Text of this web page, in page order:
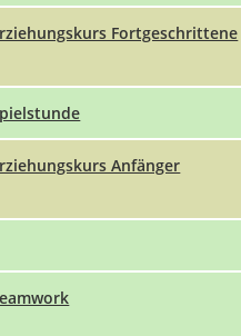
Fortgeschrittene
Anfänger